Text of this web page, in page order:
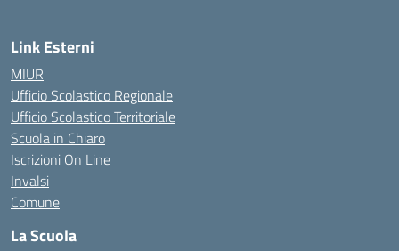
Link Esterni
MIUR
Ufficio Scolastico Regionale
Ufficio Scolastico Territoriale
Scuola in Chiaro
Iscrizioni On Line
Invalsi
Comune
La Scuola